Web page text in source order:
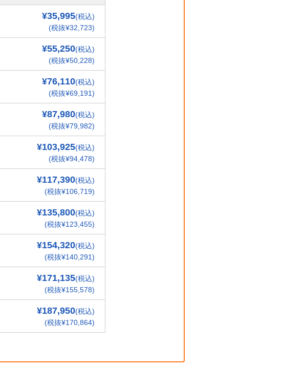
¥35,995(税込)
(税抜¥32,723)
¥55,250(税込)
(税抜¥50,228)
¥76,110(税込)
(税抜¥69,191)
¥87,980(税込)
(税抜¥79,982)
¥103,925(税込)
(税抜¥94,478)
¥117,390(税込)
(税抜¥106,719)
¥135,800(税込)
(税抜¥123,455)
¥154,320(税込)
(税抜¥140,291)
¥171,135(税込)
(税抜¥155,578)
¥187,950(税込)
(税抜¥170,864)